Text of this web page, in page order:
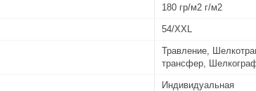
180 гр/м2 г/м2
54/XXL
Травление,
трансфер,
Индивидуальная